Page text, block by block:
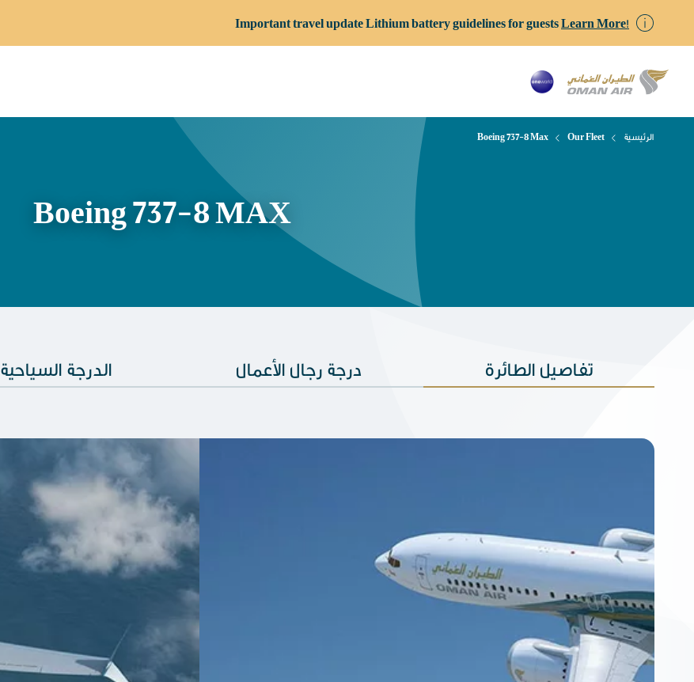
Important travel update Lithium battery guidelines for guestsLearn More!
Boeing 737-8 MAX
الرئيسية Our Fleet
Boeing 737-8 Max
تفاصيل الطائرة درجة رجال الأعمال الدرجة السياحية